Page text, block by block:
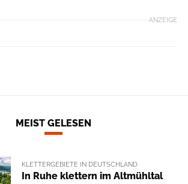
ANZEIGE
MEIST GELESEN
KLETTERGEBIETE IN DEUTSCHLAND
In Ruhe klettern im Altmühltal